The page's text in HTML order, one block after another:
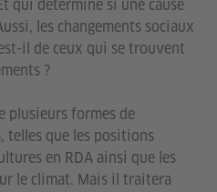
qui détermine si une cause
les changements sociaux
il de ceux qui se trouvent
?
plusieurs formes de
telles que les positions
en RDA ainsi que les
le climat. Mais il traitera